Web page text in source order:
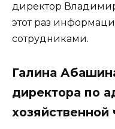
директор
этот раз
сотрудниками.
Галина
директора по
хозяйственной